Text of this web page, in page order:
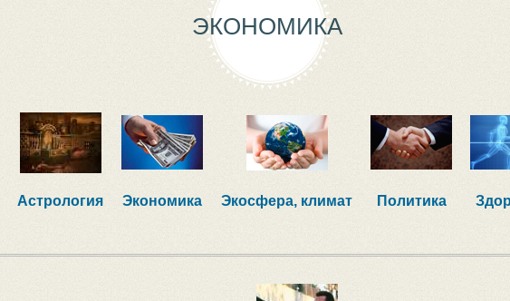
ЭКОНОМИКА
Астрология Экономика Экосфера, климат Политика